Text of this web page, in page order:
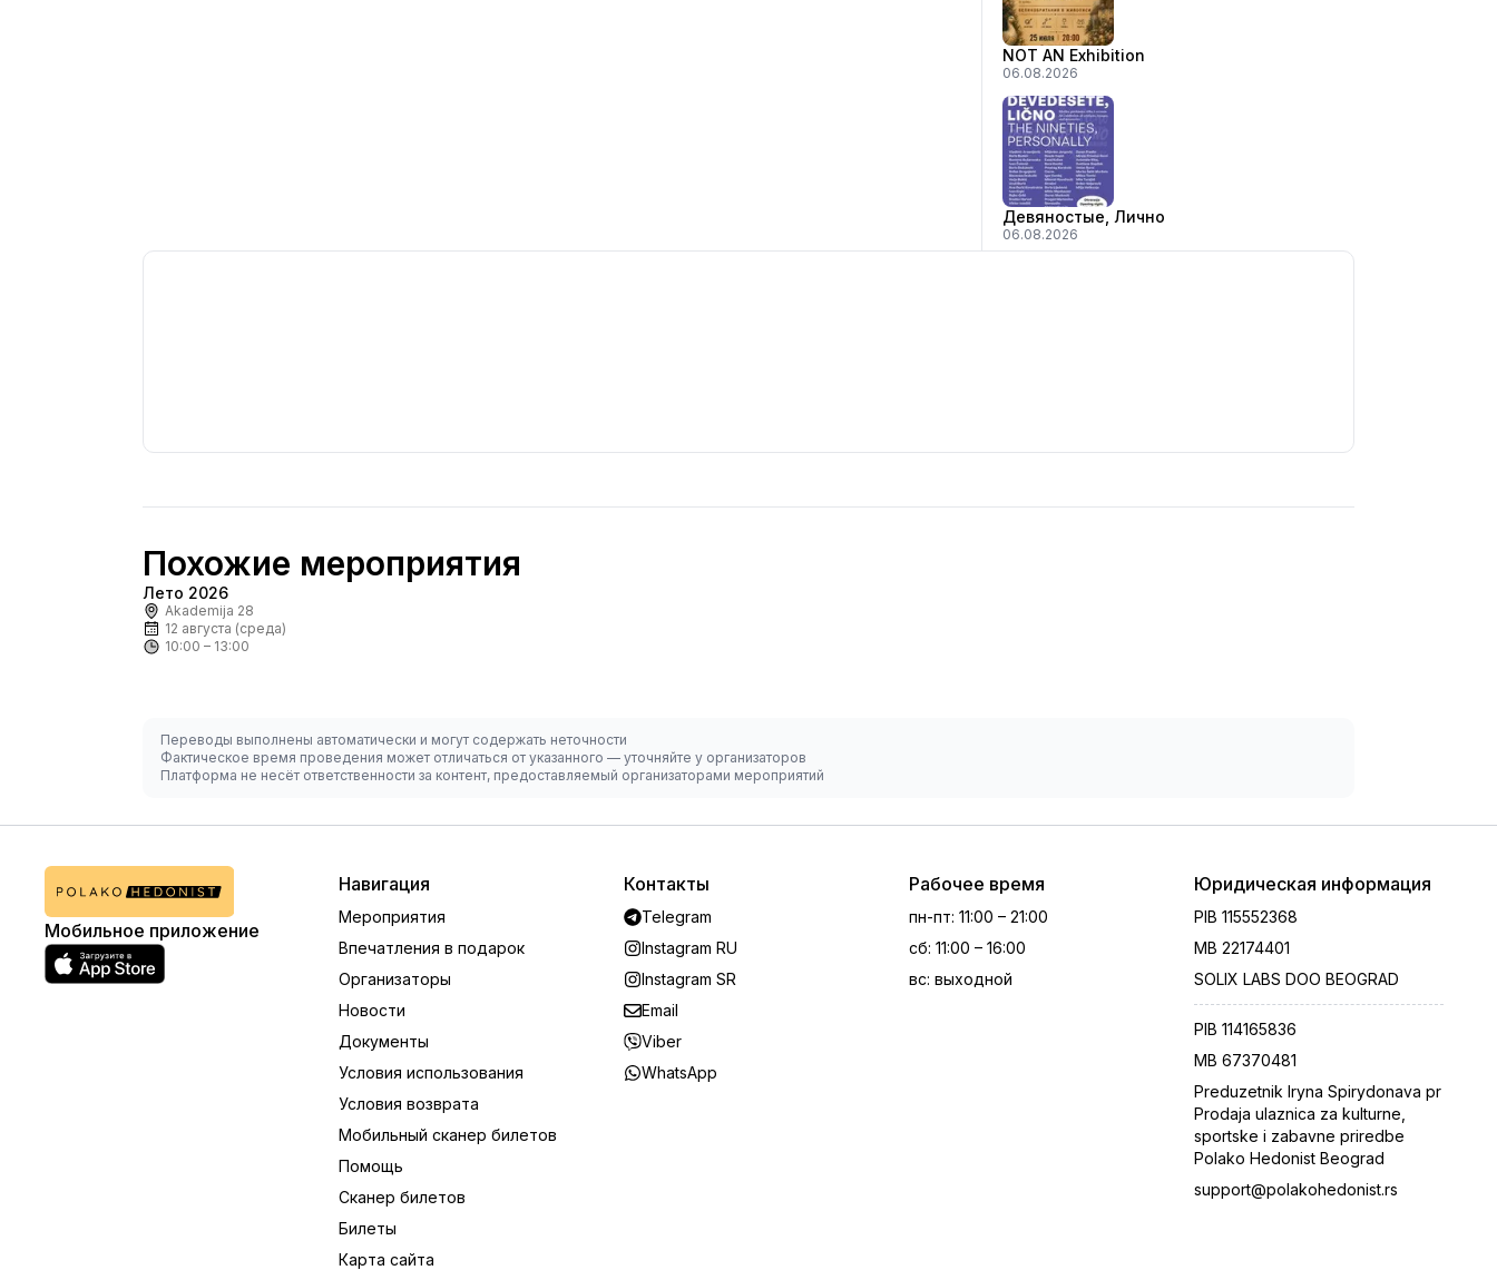
NOT AN Exhibition
06.08.2026
Девяностые, Лично
06.08.2026
Похожие мероприятия
Лето 2026
Akademija 28
12 августа (среда)
10:00 – 13:00
Переводы выполнены автоматически и могут содержать неточности
Фактическое время проведения может отличаться от указанного — уточняйте у организаторов
Платформа не несёт ответственности за контент, предоставляемый организаторами мероприятий
Мобильное приложение
Навигация
Мероприятия
Впечатления в подарок
Организаторы
Новости
Документы
Условия использования
Условия возврата
Мобильный сканер билетов
Помощь
Сканер билетов
Билеты
Карта сайта
Контакты
Telegram
Instagram RU
Instagram SR
Email
Viber
WhatsApp
Рабочее время
пн-пт: 11:00 – 21:00
сб: 11:00 – 16:00
вс: выходной
Юридическая информация
PIB 115552368
MB 22174401
SOLIX LABS DOO BEOGRAD
PIB 114165836
MB 67370481
Preduzetnik Iryna Spirydonava pr
Prodaja ulaznica za kulturne,
sportske i zabavne priredbe
Polako Hedonist Beograd
support@polakohedonist.rs